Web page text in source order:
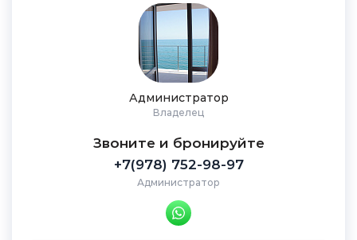
Администратор
Владелец
Звоните и бронируйте
+7(978) 752-98-97
Администратор